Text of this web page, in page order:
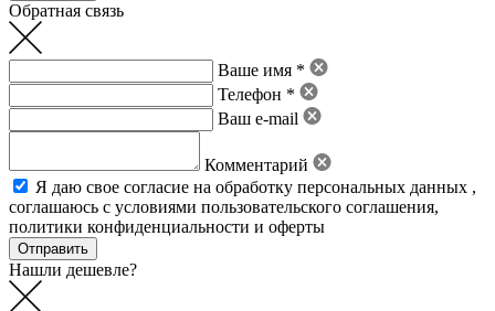
Обратная связь
Ваше имя *
Телефон *
Ваш e-mail
Комментарий
Я даю свое согласие на обработку персональных данных ,
соглашаюсь с условиями пользовательского соглашения,
политики конфиденциальности и оферты
Нашли дешевле?